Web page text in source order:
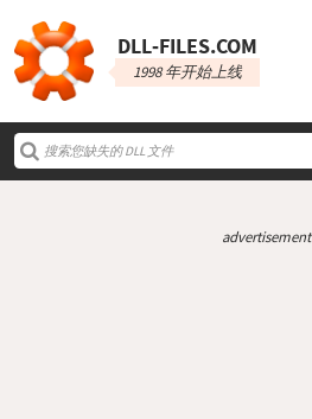
DLL‑FILES.COM
1998 年开始上线
advertisement